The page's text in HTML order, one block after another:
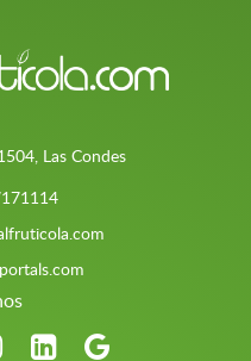
Las Condes